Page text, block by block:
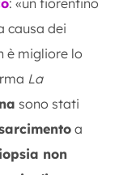
causa dei
è migliore lo
La
sono stati
a
non